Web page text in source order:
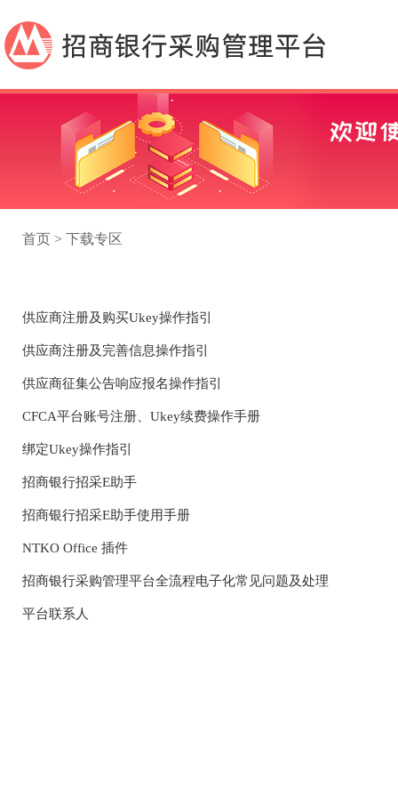
首页 > 下载专区
供应商注册及购买Ukey操作指引
供应商注册及完善信息操作指引
供应商征集公告响应报名操作指引
CFCA平台账号注册、Ukey续费操作手册
绑定Ukey操作指引
招商银行招采E助手
招商银行招采E助手使用手册
NTKO Office 插件
招商银行采购管理平台全流程电子化常见问题及处理
平台联系人